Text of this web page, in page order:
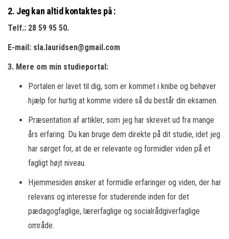
2. Jeg kan altid kontaktes på:
Telf.: 28 59 95 50.
E-mail: sla.lauridsen@gmail.com
3. Mere om min studieportal:
Portalen er lavet til dig, som er kommet i knibe og behøver
hjælp for hurtig at komme videre så du består din eksamen.
Præsentation af artikler, som jeg har skrevet ud fra mange
års erfaring. Du kan bruge dem direkte på dit studie, idet jeg
har sørget for, at de er relevante og formidler viden på et
fagligt højt niveau.
Hjemmesiden ønsker at formidle erfaringer og viden, der har
relevans og interesse for studerende inden for det
pædagogfaglige, lærerfaglige og socialrådgiverfaglige
område.